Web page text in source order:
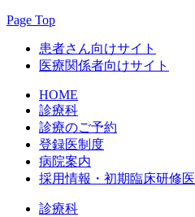
Page Top
患者さん向けサイト
医療関係者向けサイト
HOME
診療科
診療のご予約
登録医制度
病院案内
採用情報・初期臨床研修医
診療科